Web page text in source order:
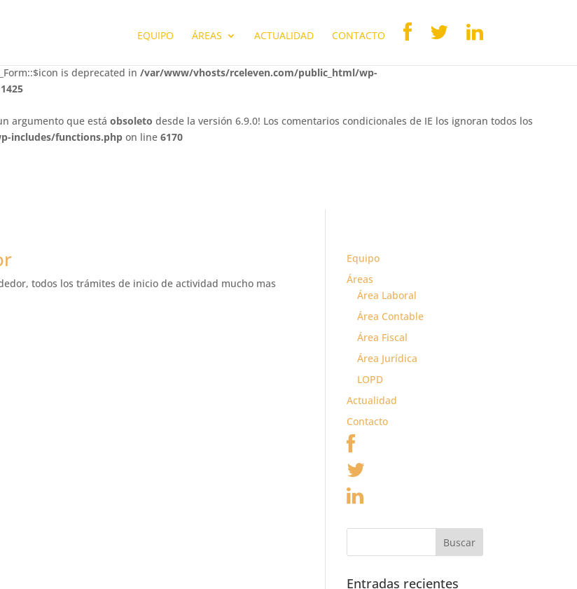
is deprecated in
/var/www/vhosts/rceleven.com/public_html/wp-
is deprecated in /var/www/vhosts/rceleven.com/public_html/wp-
1425
argumento que está obsoleto desde la versión 6.9.0! Los comentarios condicionales de IE los ignoran todos los
includes/functions.php on line 6170
EQUIPO ÁREAS ACTUALIDAD CONTACTO
todos los trámites de inicio de actividad mucho mas
Equipo
Áreas
Área Laboral
Área Contable
Área Fiscal
Área Jurídica
LOPD
Actualidad
Contacto
Entradas recientes